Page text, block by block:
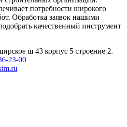
потребности широкого
Обработка заявок нашими
качественный инструмент
ш 43 корпус 5 строение 2.
23-00